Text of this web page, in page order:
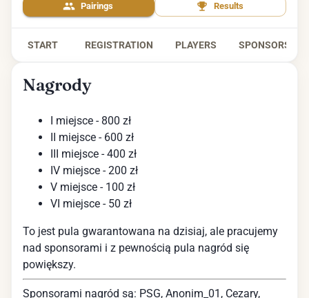
Pairings Results
START REGISTRATION PLAYERS SPONSORS
Nagrody
I miejsce - 800 zł
II miejsce - 600 zł
III miejsce - 400 zł
IV miejsce - 200 zł
V miejsce - 100 zł
VI miejsce - 50 zł
To jest pula gwarantowana na dzisiaj, ale pracujemy
nad sponsorami i z pewnością pula nagród się
powiększy.
Sponsorami nagród są: PSG, Anonim_01, Cezary,